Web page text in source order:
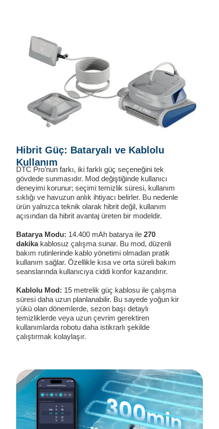
Hibrit Güç: Bataryalı ve Kablolu
Kullanım
DTC Pro’nun farkı, iki farklı güç seçeneğini tek
gövdede sunmasıdır. Mod değiştiğinde kullanıcı
deneyimi korunur; seçimi temizlik süresi, kullanım
sıklığı ve havuzun anlık ihtiyacı belirler. Bu nedenle
ürün yalnızca teknik olarak hibrit değil, kullanım
açısından da hibrit avantaj üreten bir modeldir.
Batarya Modu: 14.400 mAh batarya ile 270
dakikakablosuz çalışma sunar. Bu mod, düzenli
bakım rutinlerinde kablo yönetimi olmadan pratik
kullanım sağlar. Özellikle kısa ve orta süreli bakım
seanslarında kullanıcıya ciddi konfor kazandırır.
Kablolu Mod: 15 metrelik güç kablosu ile çalışma
süresi daha uzun planlanabilir. Bu sayede yoğun kir
yükü olan dönemlerde, sezon başı detaylı
temizliklerde veya uzun çevrim gerektiren
kullanımlarda robotu daha istikrarlı şekilde
çalıştırmak kolaylaşır.